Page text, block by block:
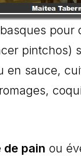
pour
pintchos)
en sauce,
pain ou